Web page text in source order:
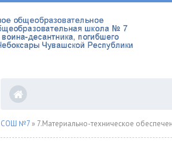
СОШ №7 » 7.Материально-техническое